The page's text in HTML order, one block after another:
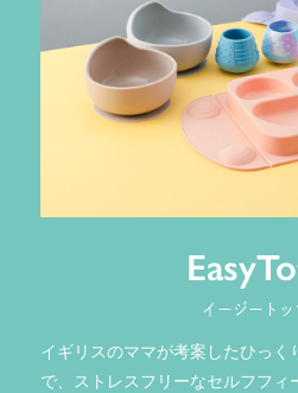
イージートッ
イギリスのママが考案したひっく
で、ストレスフリーなセルフフィ